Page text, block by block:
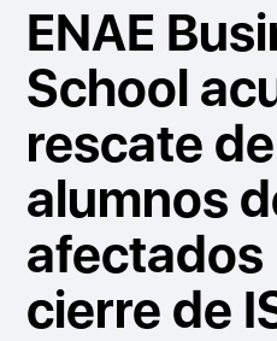
ENAE
School
rescate
alumnos
afectados
cierre de